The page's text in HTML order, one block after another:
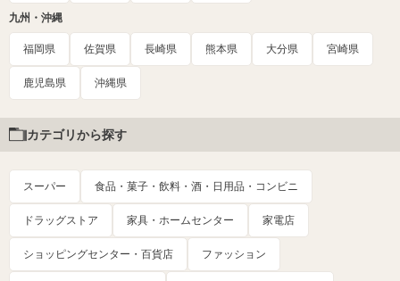
九州・沖縄
福岡県 佐賀県 長崎県 熊本県 大分県 宮崎県
鹿児島県 沖縄県
カテゴリから探す
スーパー 食品・菓子・飲料・酒・日用品・コンビニ
ドラッグストア 家具・ホームセンター 家電店
ショッピングセンター・百貨店 ファッション